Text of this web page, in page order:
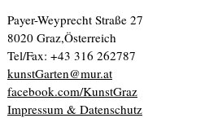
Payer-Weyprecht Straße 27
8020 Graz,Österreich
Tel/Fax: +43 316 262787
kunstGarten@mur.at
facebook.com/KunstGraz
Impressum & Datenschutz